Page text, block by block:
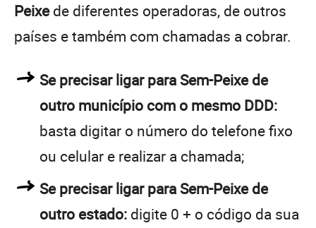
Peixede diferentes operadoras, de outros
países e também com chamadas a cobrar.
Se precisar ligar para Sem-Peixe de
outro município com o mesmo DDD:
basta digitar o número do telefone fixo
ou celular e realizar a chamada;
Se precisar ligar para Sem-Peixe de
outro estado: digite 0 + o código da sua